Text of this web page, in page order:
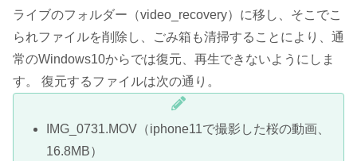
ライブのフォルダー（video_recovery）に移し、そこでこ
られファイルを削除し、ごみ箱も清掃することにより、通
常のWindows10からでは復元、再生できないようにしま
す。 復元するファイルは次の通り。
IMG_0731.MOV（iphone11で撮影した桜の動画、
16.8MB）